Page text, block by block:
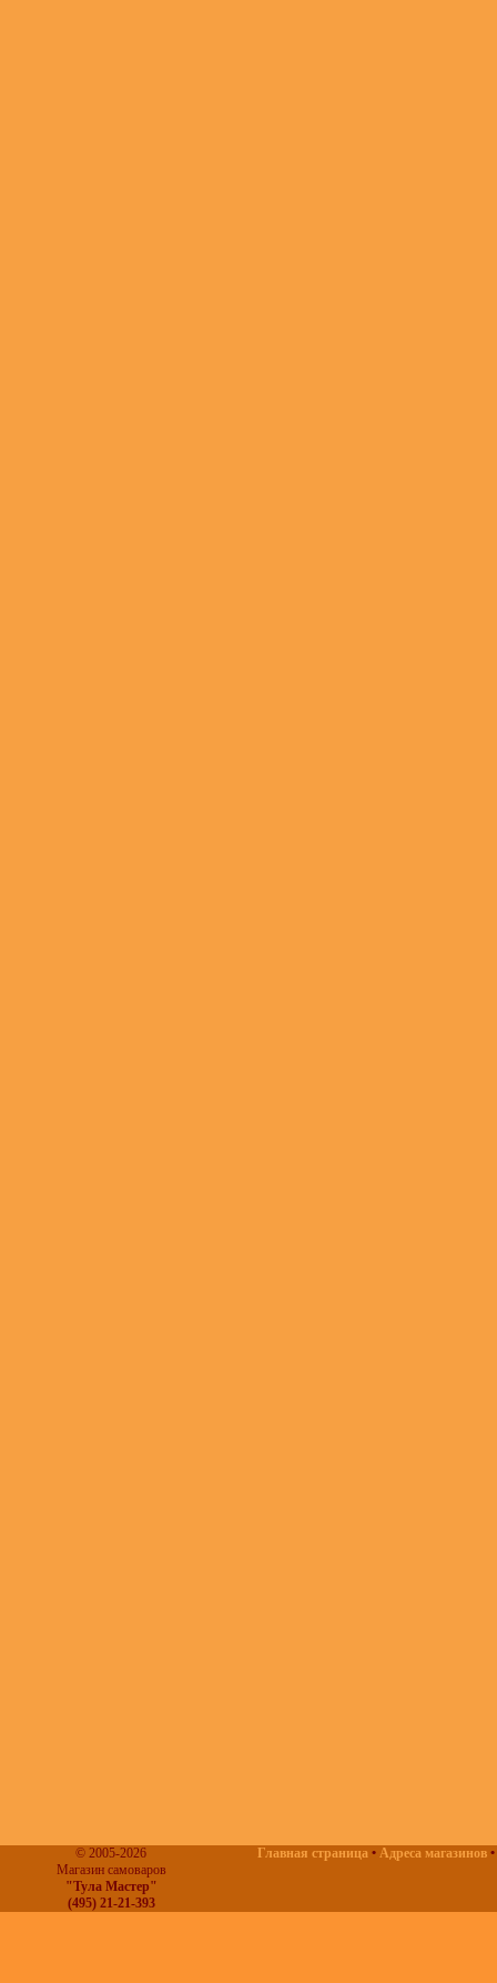
© 2005-2026
Магазин самоваров
"Тула Мастер"
(495) 21-21-393
Главная страница • Адреса магазинов •